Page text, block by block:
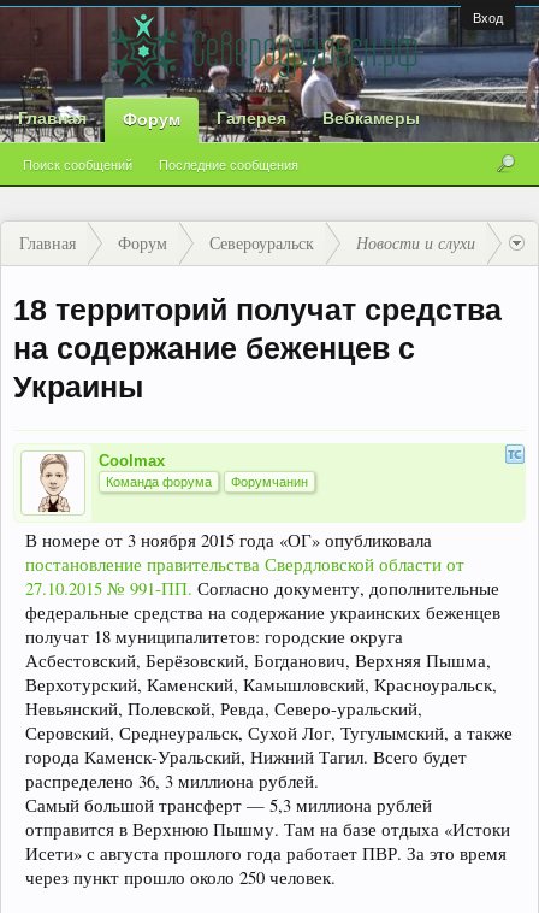
Вход
Главная Форум
Поиск сообщений Последние сообщения
Галерея Вебкамеры
Главная Форум Североуральск Новости и слухи
18 территорий получат средства
на содержание беженцев с
Украины
Coolmax
Команда форума Форумчанин
В номере от 3 ноября 2015 года «ОГ» опубликовала
постановление правительства Свердловской области от
27.10.2015 № 991-ПП. Согласно документу, дополнительные
федеральные средства на содержание украинских беженцев
получат 18 муниципалитетов: городские округа
Асбестовский, Берёзовский, Богданович, Верхняя Пышма,
Верхотурский, Каменский, Камышловский, Красноуральск,
Невьянский, Полевской, Ревда, Северо-уральский,
Серовский, Среднеуральск, Сухой Лог, Тугулымский, а также
города Каменск-Уральский, Нижний Тагил. Всего будет
распределено 36, 3 миллиона рублей.
Самый большой трансферт — 5,3 миллиона рублей
отправится в Верхнюю Пышму. Там на базе отдыха «Истоки
Исети» с августа прошлого года работает ПВР. За это время
через пункт прошло около 250 человек.